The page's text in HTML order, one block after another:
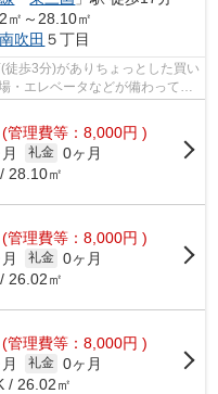
㎡～28.10㎡
南吹田 ５丁目
歩3分)がありちょっとした買い
・エレベータなどが備わってお
(管理費等：8,000円 )
礼金 0ヶ月
28.10㎡
(管理費等：8,000円 )
礼金 0ヶ月
26.02㎡
(管理費等：8,000円 )
礼金 0ヶ月
/ 26.02㎡